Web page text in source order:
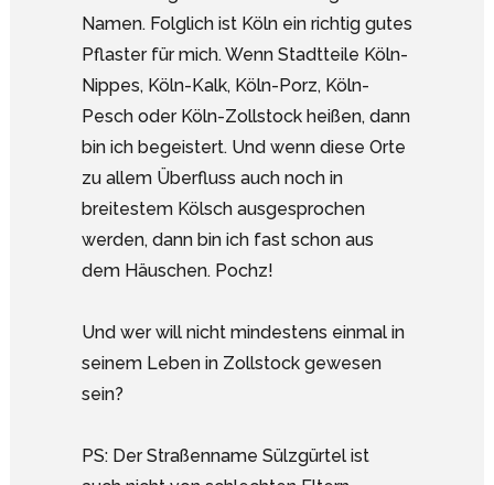
Namen. Folglich ist Köln ein richtig gutes
Pflaster für mich. Wenn Stadtteile Köln-
Nippes, Köln-Kalk, Köln-Porz, Köln-
Pesch oder Köln-Zollstock heißen, dann
bin ich begeistert. Und wenn diese Orte
zu allem Überfluss auch noch in
breitestem Kölsch ausgesprochen
werden, dann bin ich fast schon aus
dem Häuschen. Pochz!
Und wer will nicht mindestens einmal in
seinem Leben in Zollstock gewesen
sein?
PS: Der Straßenname Sülzgürtel ist